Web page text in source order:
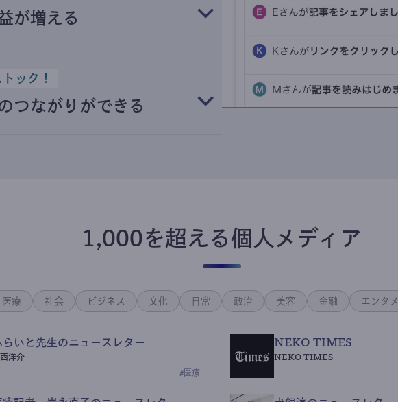
が増える
ック！
つながりができる
1,000を超える個人メディア
医療 社会 ビジネス 文化 日常 政治 美容 金融 エンタメ
らいと先生のニュースレター
洋介
# 医療
NEKO TIMES
NEKO TIMES